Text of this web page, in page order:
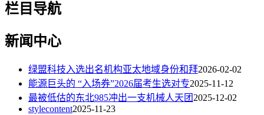
栏目导航
新闻中心
绿盟科技入选出名机构亚太地域身份和拜2026-02-02
能源巨头的 “入场券”2026届考生选对专2025-11-12
最被低估的东北985冲出一支机械人天团2025-12-02
stylecontent2025-11-23